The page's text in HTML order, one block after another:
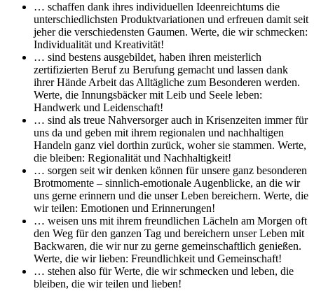
… schaffen dank ihres individuellen Ideenreichtums die
unterschiedlichsten Produktvariationen und erfreuen damit seit
jeher die verschiedensten Gaumen. Werte, die wir schmecken:
Individualität und Kreativität!
… sind bestens ausgebildet, haben ihren meisterlich
zertifizierten Beruf zu Berufung gemacht und lassen dank
ihrer Hände Arbeit das Alltägliche zum Besonderen werden.
Werte, die Innungsbäcker mit Leib und Seele leben:
Handwerk und Leidenschaft!
… sind als treue Nahversorger auch in Krisenzeiten immer für
uns da und geben mit ihrem regionalen und nachhaltigen
Handeln ganz viel dorthin zurück, woher sie stammen. Werte,
die bleiben: Regionalität und Nachhaltigkeit!
… sorgen seit wir denken können für unsere ganz besonderen
Brotmomente – sinnlich-emotionale Augenblicke, an die wir
uns gerne erinnern und die unser Leben bereichern. Werte, die
wir teilen: Emotionen und Erinnerungen!
… weisen uns mit ihrem freundlichen Lächeln am Morgen oft
den Weg für den ganzen Tag und bereichern unser Leben mit
Backwaren, die wir nur zu gerne gemeinschaftlich genießen.
Werte, die wir lieben: Freundlichkeit und Gemeinschaft!
… stehen also für Werte, die wir schmecken und leben, die
bleiben, die wir teilen und lieben!